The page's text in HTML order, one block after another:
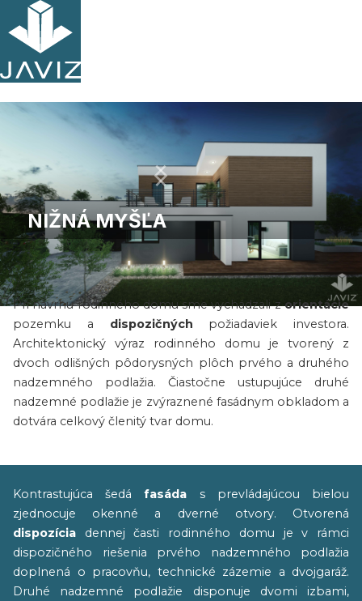
NIŽNÁ MYŠĽA
O projekte
Pri návrhu rodinného domu sme vychádzali zorientácie
pozemku a dispozičných požiadaviek investora.
Architektonický výraz rodinného domu je tvorený z
dvoch odlišných pôdorysných plôch prvého a druhého
nadzemného podlažia. Čiastočne ustupujúce druhé
nadzemné podlažie je zvýraznené fasádnym obkladom a
dotvára celkový členitý tvar domu.
Kontrastujúca šedáfasáda s prevládajúcou bielou
zjednocuje okenné a dverné otvory. Otvorená
dispozícia dennej časti rodinného domu je v rámci
dispozičného riešenia prvého nadzemného podlažia
doplnená o pracovňu, technické zázemie a dvojgaráž.
Druhé nadzemné podlažie disponuje dvomi izbami,